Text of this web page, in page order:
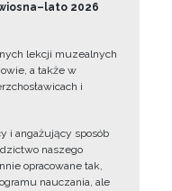
2026
lekcji muzealnych
a także w
i
i angażujący sposób
naszego
opracowane tak,
nauczania, ale